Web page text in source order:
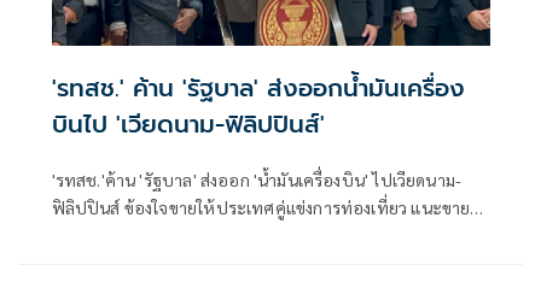
'รทสช.' ค้าน 'รัฐบาล' ส่งออกน้ำมันเครื่อง
บินไป 'เวียดนาม-ฟิลิปปินส์'
'รทสช.'ค้าน 'รัฐบาล' ส่งออก 'น้ำมันเครื่องบิน' ไปเวียดนาม-
ฟิลิปปินส์ ข้องใจขายให้ประเทศคู่แข่งการท่องเที่ยว แนะขายให้